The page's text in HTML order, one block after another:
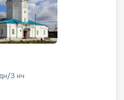
/3 нч